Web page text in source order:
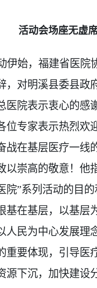
活动会场座无虚
伊始，福建省医院
，对明溪县委县政
医院表示衷心的感
位专家表示热烈欢
战在基层医疗一线
以崇高的敬意！他
院”系列活动的目
基在基层，以基层
人民为中心发展理
重要体现，引导医
源下沉，加快建设